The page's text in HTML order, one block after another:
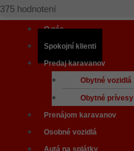
375 hodnotení
O nás
Spokojní klienti
Predaj karavanov
Obytné vozidlá
Obytné prívesy
Prenájom karavanov
Osobné vozidlá
Autá na splátky